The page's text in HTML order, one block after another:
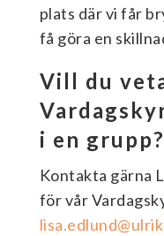
plats där vi får
få göra en
Vill du
i en grupp?
Kontakta gärna
för vår